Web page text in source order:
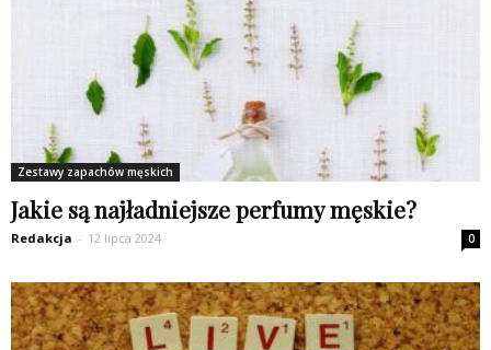
Zestawy zapachów męskich
Jakie są najładniejsze perfumy męskie?
Redakcja - 12 lipca 2024 0